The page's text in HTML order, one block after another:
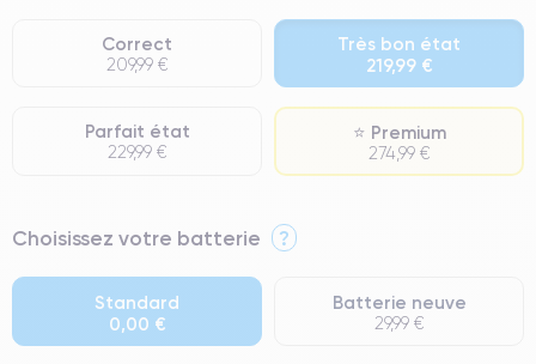
Correct
209,99 €
Très bon état
219,99 €
Parfait état
229,99 €
⭐ Premium
274,99 €
⭐ Premium
● Batterie : usage intensif.
● Seuls 5% de nos téléphones ont un grade Premium.
Choisissez votre batterie ?
Standard
0,00 €
Batterie neuve
29,99 €